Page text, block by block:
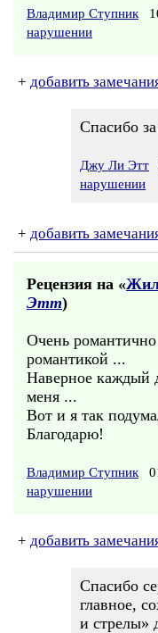
Владимир Ступник
нарушении
+ добавить
Спасибо
Джу Ли Этт
нарушении
+ добавить
Рецензия на «
Этт)
Очень романтично
романтикой ...
Наверное каждый
меня ...
Вот и я так
Благодарю!
Владимир Ступник
нарушении
+ добавить
Спасибо
главное,
и стрелы»